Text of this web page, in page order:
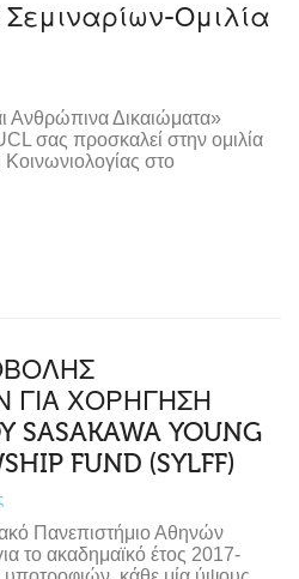
Σεμιναρίων-Ομιλία
Ανθρώπινα Δικαιώματα»
σας προσκαλεί στην ομιλία
στο
ΓΙΑ ΧΟΡΗΓΗΣΗ
YOUNG
FUND (SYLFF)
Πανεπιστήμιο Αθηνών
το ακαδημαϊκό έτος 2017-